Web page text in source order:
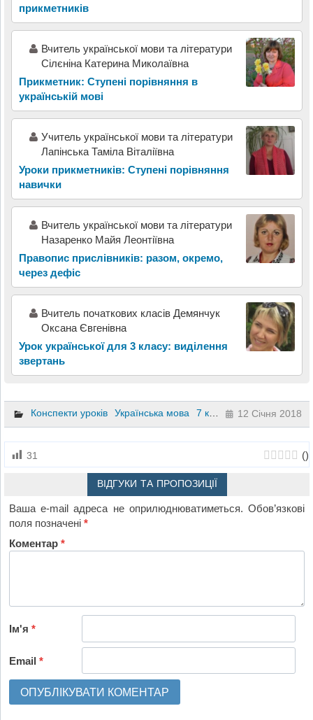
прикметників
Вчитель української мови та літератури
Сілєніна Катерина Миколаївна
Прикметник: Ступені порівняння в
українській мові
Учитель української мови та літератури
Лапінська Таміла Віталіївна
Уроки прикметників: Ступені порівняння
навички
Вчитель української мови та літератури
Назаренко Майя Леонтіївна
Правопис прислівників: разом, окремо,
через дефіс
Вчитель початкових класів Демянчук
Оксана Євгенівна
Урок української для 3 класу: виділення
звертань
Конспекти уроків Українська мова 7 клас 12 Січня 2018
31 ()
ВІДГУКИ ТА ПРОПОЗИЦІЇ
Ваша e-mail адреса не оприлюднюватиметься. Обов’язкові
поля позначені*
Коментар*
Ім'я*
Email*